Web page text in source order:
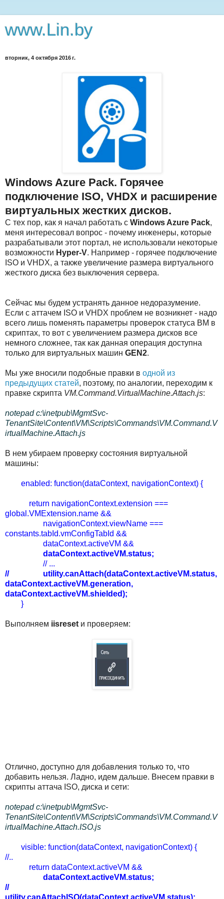
www.Lin.by
вторник, 4 октября 2016 г.
Windows Azure Pack. Горячее
подключение ISO, VHDX и расширение
виртуальных жестких дисков.
С тех пор, как я начал работать с Windows Azure Pack,
меня интересовал вопрос - почему инженеры, которые
разрабатывали этот портал, не использовали некоторые
возможности Hyper-V. Например - горячее подключение
ISO и VHDX, а также увеличение размера виртуального
жесткого диска без выключения сервера.
Сейчас мы будем устранять данное недоразумение.
Если с аттачем ISO и VHDX проблем не возникнет - надо
всего лишь поменять параметры проверок статуса ВМ в
скриптах, то вот с увеличением размера дисков все
немного сложнее, так как данная операция доступна
только для виртуальных машин GEN2.
Мы уже вносили подобные правки в одной из
предыдущих статей, поэтому, по аналогии, переходим к
правке скрипта VM.Command.VirtualMachine.Attach.js:
notepad c:\inetpub\MgmtSvc-
TenantSite\Content\VM\Scripts\Commands\VM.Command.V
irtualMachine.Attach.js
В нем убираем проверку состояния виртуальной
машины:
enabled: function(dataContext, navigationContext) {
return navigationContext.extension ===
global.VMExtension.name &&
navigationContext.viewName ===
constants.tabId.vmConfigTabId &&
dataContext.activeVM &&
dataContext.activeVM.status;
// ...
// utility.canAttach(dataContext.activeVM.status,
dataContext.activeVM.generation,
dataContext.activeVM.shielded);
}
Выполняем iisreset и проверяем:
Отлично, доступно для добавления только то, что
добавить нельзя. Ладно, идем дальше. Внесем правки в
скрипты аттача ISO, диска и сети:
notepad c:\inetpub\MgmtSvc-
TenantSite\Content\VM\Scripts\Commands\VM.Command.V
irtualMachine.Attach.ISO.js
visible: function(dataContext, navigationContext) {
//..
return dataContext.activeVM &&
dataContext.activeVM.status;
//
utility.canAttachISO(dataContext.activeVM.status);